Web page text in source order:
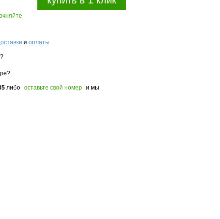
и оплаты
либо оставьте свой номер и мы